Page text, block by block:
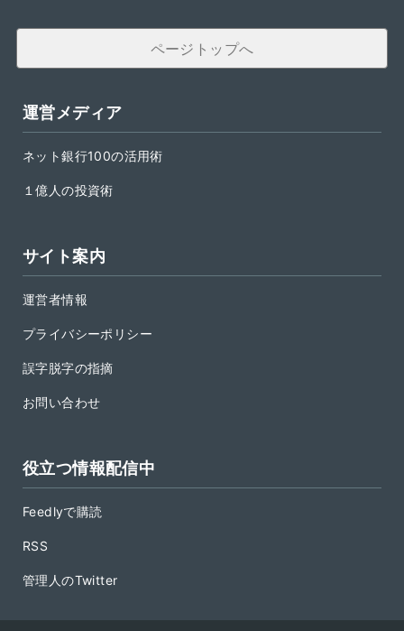
ページトップへ
運営メディア
ネット銀行100の活用術
１億人の投資術
サイト案内
運営者情報
プライバシーポリシー
誤字脱字の指摘
お問い合わせ
役立つ情報配信中
Feedlyで購読
RSS
管理人のTwitter